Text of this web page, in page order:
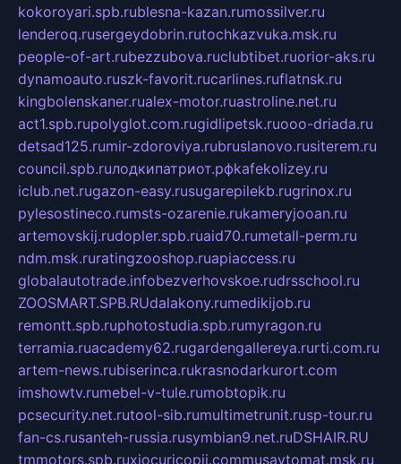
kokoroyari.spb.rublesna-kazan.rumossilver.ru
lenderoq.rusergeydobrin.rutochkazvuka.msk.ru
people-of-art.rubezzubova.ruclubtibet.ruorior-aks.ru
dynamoauto.ruszk-favorit.rucarlines.ruflatnsk.ru
kingbolenskaner.rualex-motor.ruastroline.net.ru
act1.spb.rupolyglot.com.rugidlipetsk.ruooo-driada.ru
detsad125.rumir-zdoroviya.rubruslanovo.rusiterem.ru
council.spb.ruлодкипатриот.рфkafekolizey.ru
iclub.net.rugazon-easy.rusugarepilekb.rugrinox.ru
pylesostineco.rumsts-ozarenie.rukameryjooan.ru
artemovskij.rudopler.spb.ruaid70.rumetall-perm.ru
ndm.msk.ruratingzooshop.ruapiaccess.ru
globalautotrade.infobezverhovskoe.rudrsschool.ru
ZOOSMART.SPB.RUdalakony.rumedikijob.ru
remontt.spb.ruphotostudia.spb.rumyragon.ru
terramia.ruacademy62.rugardengallereya.rurti.com.ru
artem-news.rubiserinca.rukrasnodarkurort.com
imshowtv.rumebel-v-tule.rumobtopik.ru
pcsecurity.net.rutool-sib.rumultimetrunit.rusp-tour.ru
fan-cs.rusanteh-russia.rusymbian9.net.ruDSHAIR.RU
tmmotors.spb.ruxjocuricopii.commusavtomat.msk.ru